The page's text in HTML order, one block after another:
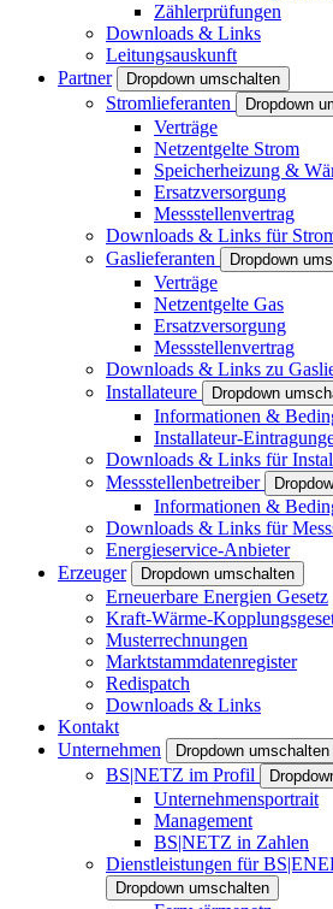
Zählerprüfungen
Downloads & Links
Leitungsauskunft
Partner
Dropdown umschalten
Stromlieferanten Dropdown
Verträge
Netzentgelte Strom
Speicherheizung &
Ersatzversorgung
Messstellenvertrag
Downloads & Links für
Gaslieferanten
Dropdown
Verträge
Netzentgelte Gas
Ersatzversorgung
Messstellenvertrag
Downloads & Links zu
Installateure
Dropdown
Informationen &
Installateur-
Downloads & Links für
Messstellenbetreiber
Informationen &
Downloads & Links für
Energieservice-Anbieter
Erzeuger
Dropdown umschalten
Erneuerbare Energien Gesetz
Kraft-Wärme-
Musterrechnungen
Marktstammdatenregister
Redispatch
Downloads & Links
Kontakt
Unternehmen
Dropdown umschalten
BS|NETZ im Profil
Unternehmensportrait
Management
BS|NETZ in Zahlen
Dienstleistungen für
Dropdown umschalten